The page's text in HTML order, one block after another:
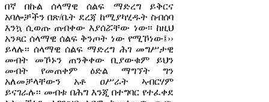
በኛ በኩል ሰላማዊ ሰልፍ ማድረግ ይቅርና
አባሎቻችን በጽ/ቤት ደረጃ ከሚያካሂዱት ስብሰባ
እንኳ ሲወጡ ጠብቀው እያሰሯቸው ነው፡፡ ከዚህ
አንጻር ሰላማዊ ሰልፍ ቅንጦት ነው የሚኾነው፤››
ይላሉ፡፡ ሰላማዊ ሰልፍ ማድረግ ሕገ መግሥታዊ
መብት መኾኑን ጠንቅቀው ቢያውቁም ይህን
መብት የመጠቀም ዕድል ማግኘት ግን
አለመቻላቸውን አቶ ዐሥራት ኣብርሃም
ይናገራሉ፡፡ መብቱ በሕግ እንጂ በተግባር የተፈቀደ